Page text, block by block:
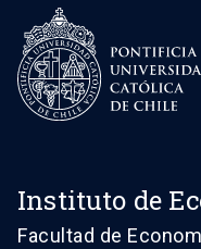
Instituto de
Facultad de